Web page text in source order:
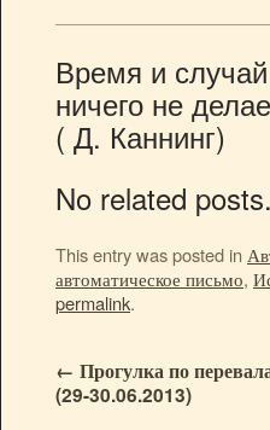
Время и
ничего не
( Д. Каннинг)
No related posts.
This entry was posted in
автоматическое письмо,
permalink.
← Прогулка по
(29-30.06.2013)